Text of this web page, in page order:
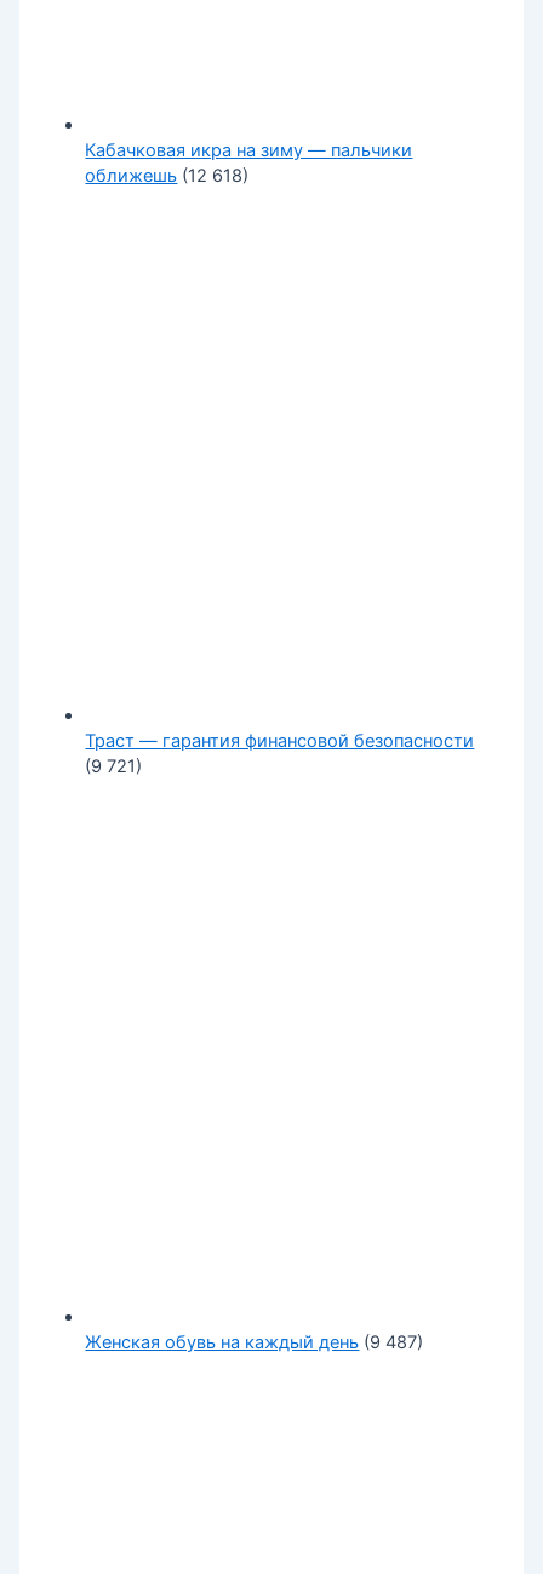
Кабачковая икра на зиму — пальчики
оближешь (12 618)
Траст — гарантия финансовой безопасности
(9 721)
Женская обувь на каждый день (9 487)